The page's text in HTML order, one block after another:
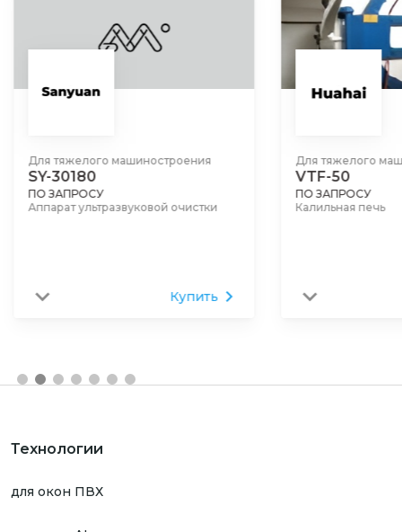
Для тяжелого машиностроения
SY-30180
ПО ЗАПРОСУ
Аппарат ультразвуковой очистки
Купить
Для тяжелого
VTF-50
ПО ЗАПРОСУ
Калильная печь
Технологии
для окон ПВХ